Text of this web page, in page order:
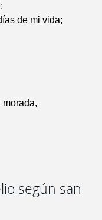
de mi vida;
morada,
según san